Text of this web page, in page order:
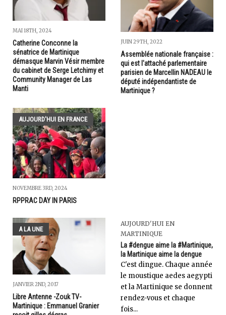
MAI 18TH, 2024
Catherine Conconne la
sénatrice de Martinique
démasque Marvin Vésir membre
du cabinet de Serge Letchimy et
Community Manager de Las
Manti
JUIN 29TH, 2022
Assemblée nationale française :
qui est l'attaché parlementaire
parisien de Marcellin NADEAU le
député indépendantiste de
Martinique ?
AUJOURD'HUI EN FRANCE
NOVEMBRE 3RD, 2024
RPPRAC DAY IN PARIS
A LA UNE
JANVIER 2ND, 2017
Libre Antenne -Zouk TV-
Martinique : Emmanuel Granier
AUJOURD'HUI EN
MARTINIQUE
La #dengue aime la #Martinique,
la Martinique aime la dengue
C'est dingue. Chaque année
le moustique aedes aegypti
et la Martinique se donnent
rendez-vous et chaque
fois...